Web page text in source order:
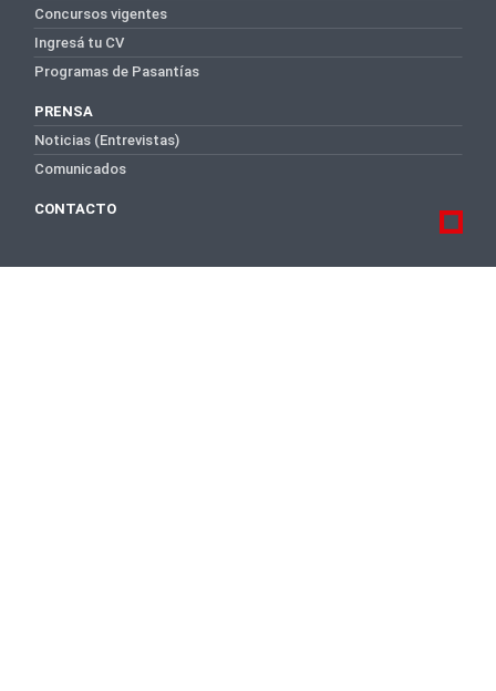
Concursos vigentes
Ingresá tu CV
Programas de Pasantías
PRENSA
Noticias (Entrevistas)
Comunicados
CONTACTO